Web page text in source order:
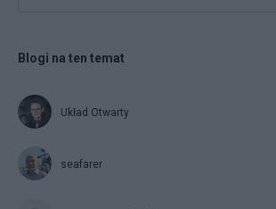
Blogi na ten temat
Układ Otwarty
seafarer